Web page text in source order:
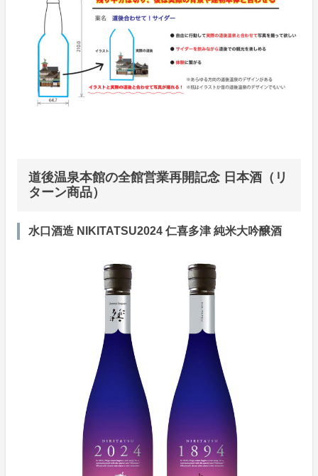
道後温泉本館の全館営業再開記念 日本酒（リ
ターン商品）
水口酒造 NIKITATSU2024 仁喜多津 純米大吟醸酒